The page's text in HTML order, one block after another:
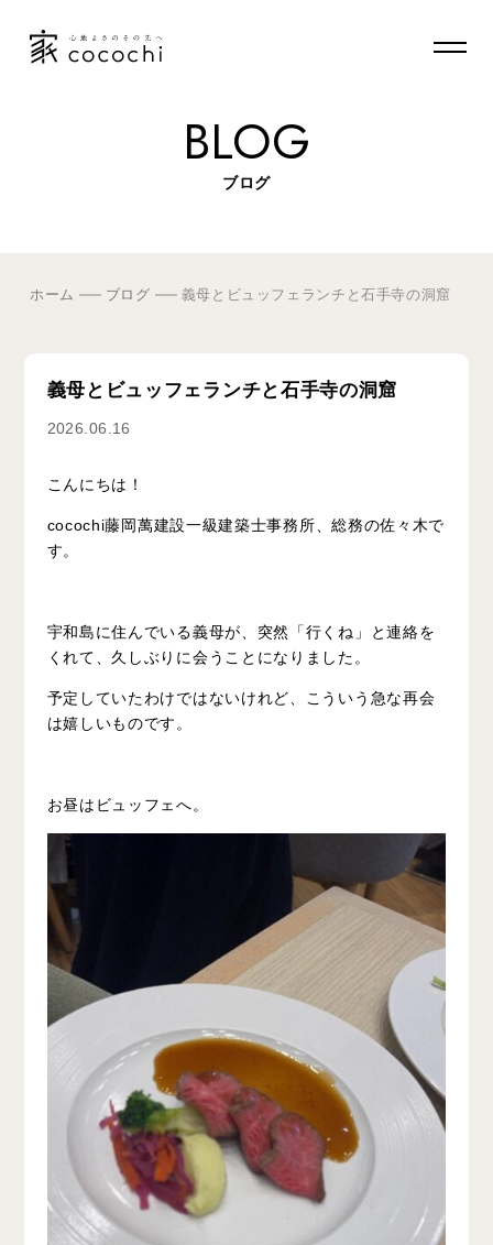
BLOG
ブログ
ホーム ブログ 義母とビュッフェランチと石手寺の洞窟
義母とビュッフェランチと石手寺の洞窟
2026.06.16
こんにちは！
cocochi藤岡萬建設一級建築士事務所、総務の佐々木で
す。
宇和島に住んでいる義母が、突然「行くね」と連絡を
くれて、久しぶりに会うことになりました。
予定していたわけではないけれど、こういう急な再会
は嬉しいものです。
お昼はビュッフェへ。